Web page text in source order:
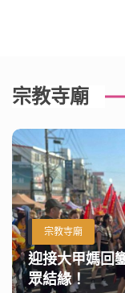
宗教寺廟
宗教寺廟
迎接大甲媽回
眾結緣！